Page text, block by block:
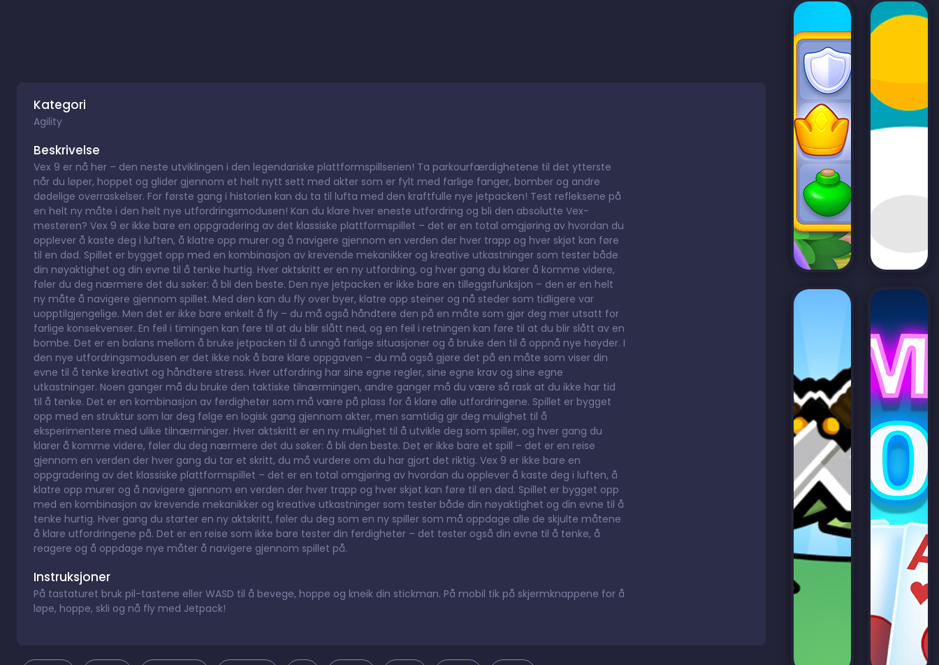
Kategori
Agility
Beskrivelse
Vex 9 er nå her – den neste utviklingen i den legendariske plattformspillserien! Ta parkourfærdighetene til det ytterste
når du løper, hoppet og glider gjennom et helt nytt sett med akter som er fylt med farlige fanger, bomber og andre
dødelige overraskelser. For første gang i historien kan du ta til lufta med den kraftfulle nye jetpacken! Test refleksene på
en helt ny måte i den helt nye utfordringsmodusen! Kan du klare hver eneste utfordring og bli den absolutte Vex-
mesteren? Vex 9 er ikke bare en oppgradering av det klassiske plattformspillet – det er en total omgjøring av hvordan du
opplever å kaste deg i luften, å klatre opp murer og å navigere gjennom en verden der hver trapp og hver skjøt kan føre
til en død. Spillet er bygget opp med en kombinasjon av krevende mekanikker og kreative utkastninger som tester både
din nøyaktighet og din evne til å tenke hurtig. Hver aktskritt er en ny utfordring, og hver gang du klarer å komme videre,
føler du deg nærmere det du søker: å bli den beste. Den nye jetpacken er ikke bare en tilleggsfunksjon – den er en helt
ny måte å navigere gjennom spillet. Med den kan du fly over byer, klatre opp steiner og nå steder som tidligere var
uopptilgjengelige. Men det er ikke bare enkelt å fly – du må også håndtere den på en måte som gjør deg mer utsatt for
farlige konsekvenser. En feil i timingen kan føre til at du blir slått ned, og en feil i retningen kan føre til at du blir slått av en
bombe. Det er en balans mellom å bruke jetpacken til å unngå farlige situasjoner og å bruke den til å oppnå nye høyder. I
den nye utfordringsmodusen er det ikke nok å bare klare oppgaven – du må også gjøre det på en måte som viser din
evne til å tenke kreativt og håndtere stress. Hver utfordring har sine egne regler, sine egne krav og sine egne
utkastninger. Noen ganger må du bruke den taktiske tilnærmingen, andre ganger må du være så rask at du ikke har tid
til å tenke. Det er en kombinasjon av ferdigheter som må være på plass for å klare alle utfordringene. Spillet er bygget
opp med en struktur som lar deg følge en logisk gang gjennom akter, men samtidig gir deg mulighet til å
eksperimentere med ulike tilnærminger. Hver aktskritt er en ny mulighet til å utvikle deg som spiller, og hver gang du
klarer å komme videre, føler du deg nærmere det du søker: å bli den beste. Det er ikke bare et spill – det er en reise
gjennom en verden der hver gang du tar et skritt, du må vurdere om du har gjort det riktig. Vex 9 er ikke bare en
oppgradering av det klassiske plattformspillet – det er en total omgjøring av hvordan du opplever å kaste deg i luften, å
klatre opp murer og å navigere gjennom en verden der hver trapp og hver skjøt kan føre til en død. Spillet er bygget opp
med en kombinasjon av krevende mekanikker og kreative utkastninger som tester både din nøyaktighet og din evne til å
tenke hurtig. Hver gang du starter en ny aktskritt, føler du deg som en ny spiller som må oppdage alle de skjulte måtene
å klare utfordringene på. Det er en reise som ikke bare tester din ferdigheter – det tester også din evne til å tenke, å
reagere og å oppdage nye måter å navigere gjennom spillet på.
Instruksjoner
På tastaturet bruk pil-tastene eller WASD til å bevege, hoppe og kneik din stickman. På mobil tik på skjermknappene for å
løpe, hoppe, skli og nå fly med Jetpack!